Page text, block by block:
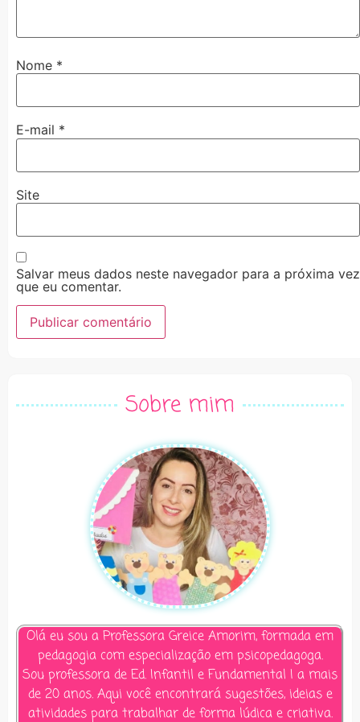
Nome *
E-mail *
Site
Salvar meus dados neste navegador para a próxima vez
que eu comentar.
Sobre mim
Olá eu sou a Professora Greice Amorim, formada em
pedagogia com especialização em psicopedagoga.
Sou professora de Ed. Infantil e Fundamental I a mais
de 20 anos. Aqui você encontrará sugestões, ideias e
atividades para trabalhar de forma lúdica e criativa.